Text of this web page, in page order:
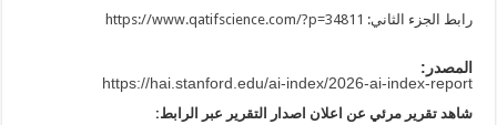
رابط الجزء الثاني: https://www.qatifscience.com/?p=34811
المصدر:
https://hai.stanford.edu/ai-index/2026-ai-index-report
شاهد تقرير مرئي عن اعلان اصدار التقرير عبر الرابط: